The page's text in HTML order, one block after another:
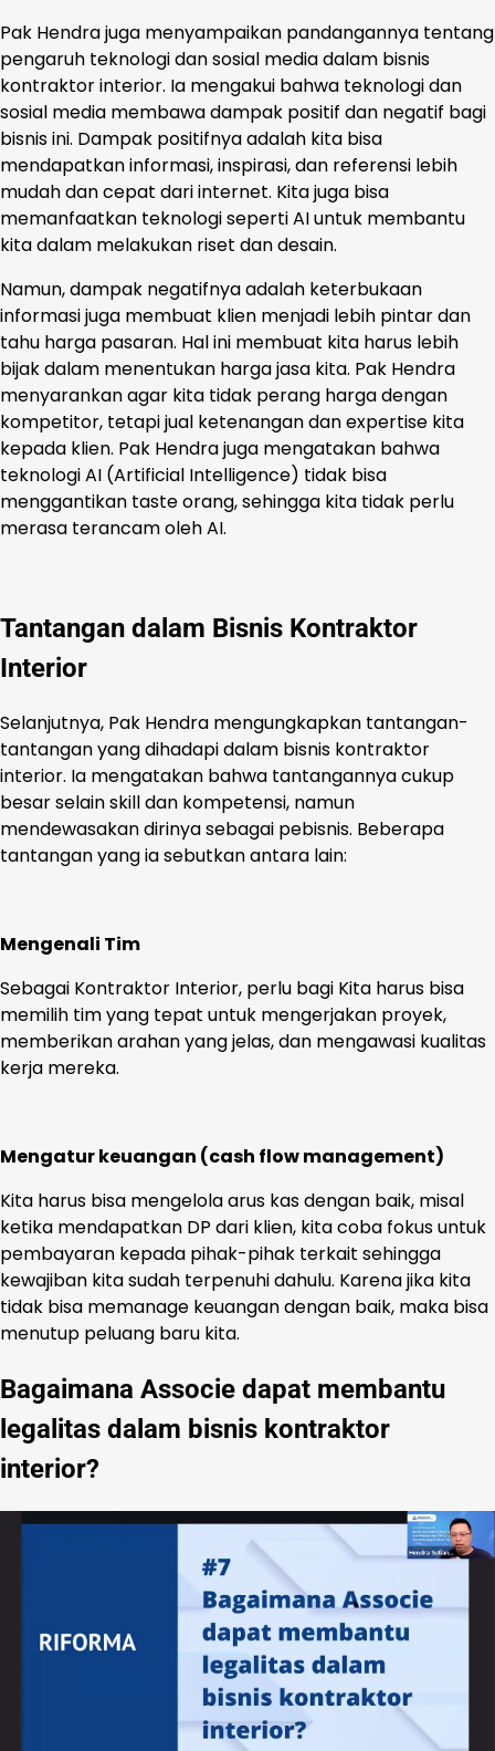
Pak Hendra juga menyampaikan pandangannya tentang
pengaruh teknologi dan sosial media dalam bisnis
kontraktor interior. Ia mengakui bahwa teknologi dan
sosial media membawa dampak positif dan negatif bagi
bisnis ini. Dampak positifnya adalah kita bisa
mendapatkan informasi, inspirasi, dan referensi lebih
mudah dan cepat dari internet. Kita juga bisa
memanfaatkan teknologi seperti AI untuk membantu
kita dalam melakukan riset dan desain.
Namun, dampak negatifnya adalah keterbukaan
informasi juga membuat klien menjadi lebih pintar dan
tahu harga pasaran. Hal ini membuat kita harus lebih
bijak dalam menentukan harga jasa kita. Pak Hendra
menyarankan agar kita tidak perang harga dengan
kompetitor, tetapi jual ketenangan dan expertise kita
kepada klien. Pak Hendra juga mengatakan bahwa
teknologi AI (Artificial Intelligence) tidak bisa
menggantikan taste orang, sehingga kita tidak perlu
merasa terancam oleh AI.
Tantangan dalam Bisnis Kontraktor
Interior
Selanjutnya, Pak Hendra mengungkapkan tantangan-
tantangan yang dihadapi dalam bisnis kontraktor
interior. Ia mengatakan bahwa tantangannya cukup
besar selain skill dan kompetensi, namun
mendewasakan dirinya sebagai pebisnis. Beberapa
tantangan yang ia sebutkan antara lain:
Mengenali Tim
Sebagai Kontraktor Interior, perlu bagi Kita harus bisa
memilih tim yang tepat untuk mengerjakan proyek,
memberikan arahan yang jelas, dan mengawasi kualitas
kerja mereka.
Mengatur keuangan (cash flow management)
Kita harus bisa mengelola arus kas dengan baik, misal
ketika mendapatkan DP dari klien, kita coba fokus untuk
pembayaran kepada pihak-pihak terkait sehingga
kewajiban kita sudah terpenuhi dahulu. Karena jika kita
tidak bisa memanage keuangan dengan baik, maka bisa
menutup peluang baru kita.
Bagaimana Associe dapat membantu
legalitas dalam bisnis kontraktor
interior?